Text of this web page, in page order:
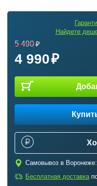
Найдете
5 490
4 990
c Самовывоз в
a Бесплатная доставка